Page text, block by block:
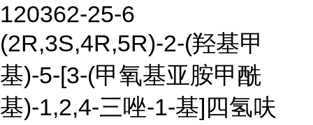
120362-25-6
(2R,3S,4R,5R)-2-(羟基甲
基)-5-[3-(甲氧基亚胺甲酰
基)-1,2,4-三唑-1-基]四氢呋